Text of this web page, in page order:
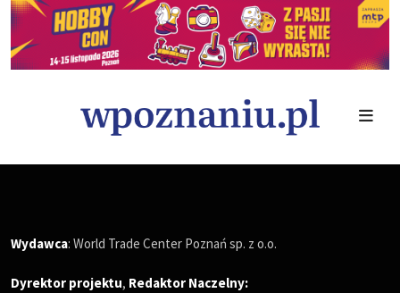
Wydawca: World Trade Center Poznań sp. z o.o.
Dyrektor projektu, Redaktor Naczelny: